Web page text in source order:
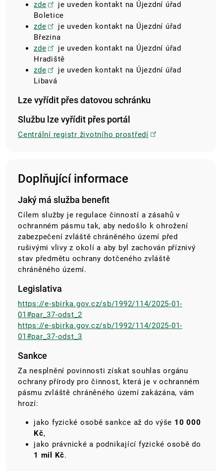
zde
je uveden kontakt na Újezdní úřad
Boletice
zde
je uveden kontakt na Újezdní úřad
Březina
zde
je uveden kontakt na Újezdní úřad
Hradiště
zde
je uveden kontakt na Újezdní úřad
Libavá
Lze vyřídit přes datovou schránku
Službu lze vyřídit přes portál
Centrální registr životního prostředí
Doplňující informace
Jaký má služba benefit
Cílem služby je regulace činností a zásahů v
ochranném pásmu tak, aby nedošlo k ohrožení
zabezpečení zvláště chráněného území před
rušivými vlivy z okolí a aby byl zachován příznivý
stav předmětu ochrany dotčeného zvláště
chráněného území.
Legislativa
https://e-sbirka.gov.cz/sb/1992/114/2025-01-
01#par_37-odst_2
https://e-sbirka.gov.cz/sb/1992/114/2025-01-
01#par_37-odst_3
Sankce
Za nesplnění povinnosti získat souhlas orgánu
ochrany přírody pro činnost, která je v ochranném
pásmu zvláště chráněného území zakázána, vám
hrozí:
jako fyzické osobě sankce až do výše 10 000
Kč,
jako právnické a podnikající fyzické osobě do
1 mil Kč.